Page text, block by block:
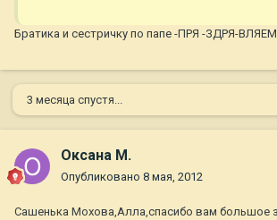
Братика и сестричку по папе -ПРЯ -ЗДРЯ-
3 месяца спустя...
Оксана М.
Опубликовано 8 мая, 2012
Сашенька Мохова,Алла,спасибо вам большое